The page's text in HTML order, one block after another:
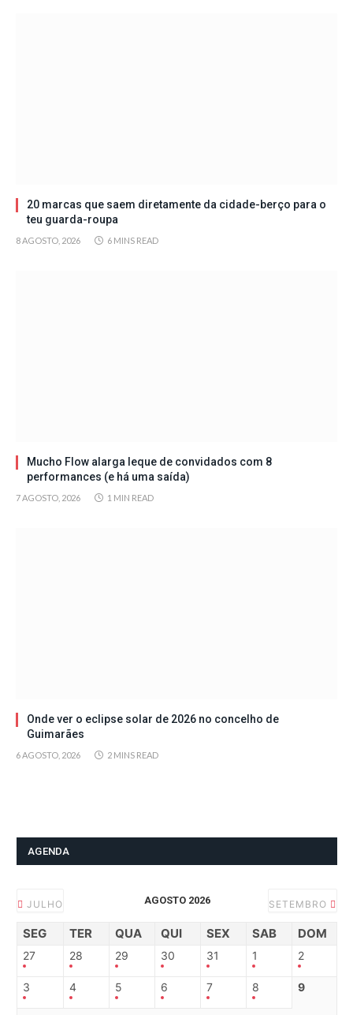
20 marcas que saem diretamente da cidade-berço para o
teu guarda-roupa
8 AGOSTO, 2026 6 MINS READ
Mucho Flow alarga leque de convidados com 8
performances (e há uma saída)
7 AGOSTO, 2026 1 MIN READ
Onde ver o eclipse solar de 2026 no concelho de
Guimarães
6 AGOSTO, 2026 2 MINS READ
AGENDA
JULHO AGOSTO 2026 SETEMBRO
SEG TER QUA QUI SEX SAB DOM
27 28 29 30 31 1 2
3 4 5 6 7 8 9